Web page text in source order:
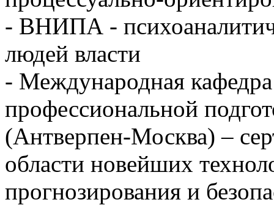
- ВНИПА -
людей власти
- Международная
профессиональной
(Антверпен-Москва) –
области новейших
прогнозирования и